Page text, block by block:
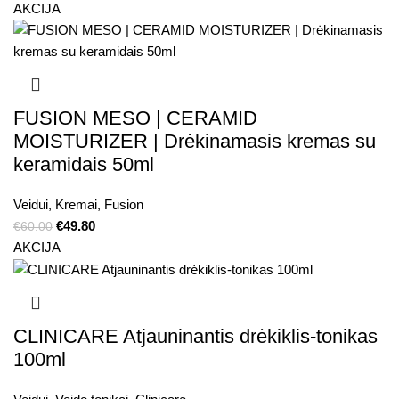
AKCIJA
FUSION MESO | CERAMID
MOISTURIZER | Drėkinamasis kremas su
keramidais 50ml
Veidui, Kremai, Fusion
€60.00 €49.80
AKCIJA
CLINICARE Atjauninantis drėkiklis-tonikas
100ml